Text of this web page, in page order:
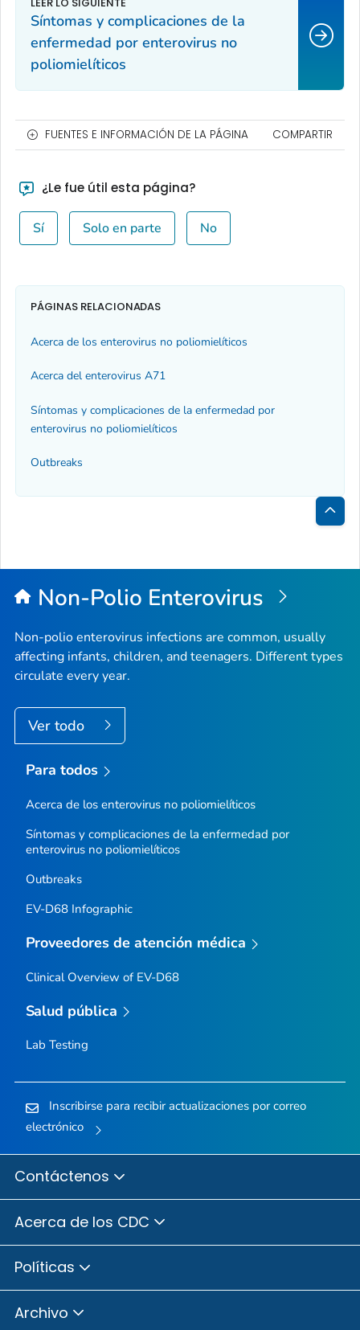
Síntomas y complicaciones de la
enfermedad por enterovirus no
poliomielíticos
FUENTES E INFORMACIÓN DE LA PÁGINA COMPARTIR
¿Le fue útil esta página?
Sí Solo en parte No
PÁGINAS RELACIONADAS
Acerca de los enterovirus no poliomielíticos
Acerca del enterovirus A71
Síntomas y complicaciones de la enfermedad por
enterovirus no poliomielíticos
Outbreaks
la
Non-Polio Enterovirus
Non-polio enterovirus infections are common, usually
affecting infants, children, and teenagers. Different types
circulate every year.
Ver todo
Para todos
Acerca de los enterovirus no poliomielíticos
Síntomas y complicaciones de la enfermedad por
enterovirus no poliomielíticos
Outbreaks
EV-D68 Infographic
Proveedores de atención médica
Clinical Overview of EV-D68
Salud pública
Lab Testing
Inscribirse para recibir actualizaciones por correo
electrónico
Contáctenos
Acerca de los CDC
Políticas
Archivo